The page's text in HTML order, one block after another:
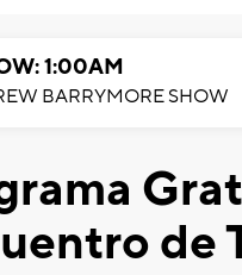
1:00AM
BARRYMORE SHOW
de